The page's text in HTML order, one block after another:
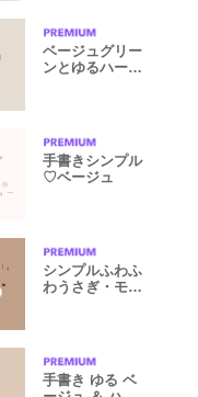
ベージュグリー
ンとゆるハー
手書きシンプル
♡ベージュ
シンプルふわふ
わうさぎ・モカ
手書き ゆる ベ